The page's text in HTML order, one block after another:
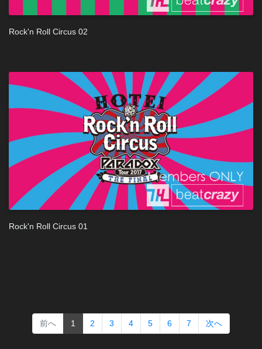
Rock'n Roll Circus 02
Rock'n Roll Circus 01
前へ 1 (current)
2 3 4 5 6 7 次へ